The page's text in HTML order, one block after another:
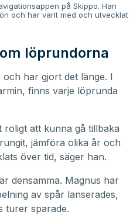
på Skippo. Han
och har varit med och utvecklat
löprundorna
har gjort det länge. I
finns varje löprunda
att kunna gå tillbaka
jämföra olika år och
över tid, säger han.
densamma. Magnus har
av spår lanserades,
turer sparade.